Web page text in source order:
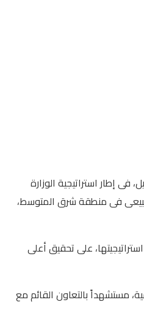
إطار استراتيجية الوزارة
فى منطقة شرق المتوسط،
على تحقيق أعلى
مستشهداً بالتعاون القائم مع